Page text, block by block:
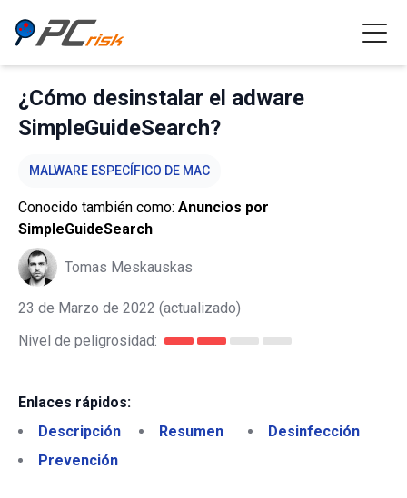
¿Cómo desinstalar el adware
SimpleGuideSearch?
MALWARE ESPECÍFICO DE MAC
Conocido también como: Anuncios por
SimpleGuideSearch
Tomas Meskauskas
23 de Marzo de 2022 (actualizado)
Nivel de peligrosidad:
Enlaces rápidos:
Descripción
Resumen
Desinfección
Prevención